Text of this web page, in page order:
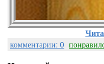
комментарии: 0